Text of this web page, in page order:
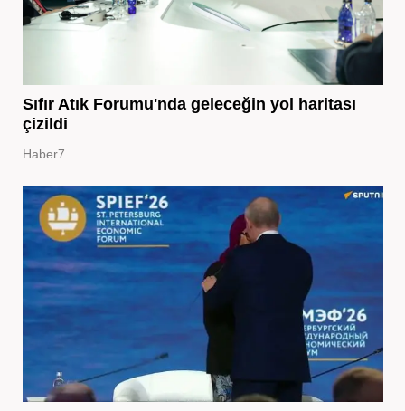
Sıfır Atık Forumu'nda geleceğin yol haritası
çizildi
Haber7